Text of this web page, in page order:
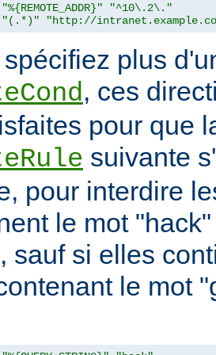
"%{REMOTE_ADDR}"
"^10\.2\."
"(.*)" "http://
plus
, ces
pour que
suivante
pour interdire
le mot
sauf si elles
le mot